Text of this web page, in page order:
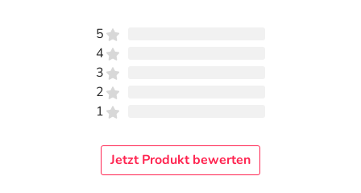
5
4
3
2
1
Jetzt Produkt bewerten